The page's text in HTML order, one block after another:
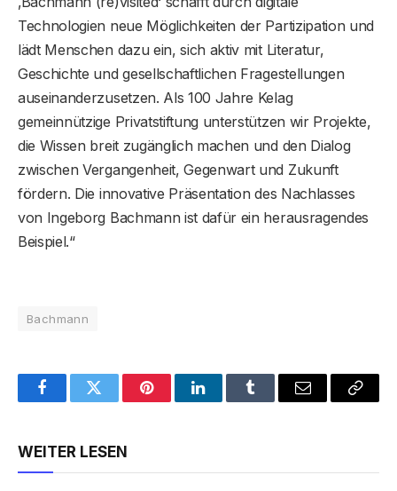
Technologien neue Möglichkeiten der Partizipation und
lädt Menschen dazu ein, sich aktiv mit Literatur,
Geschichte und gesellschaftlichen Fragestellungen
auseinanderzusetzen. Als 100 Jahre Kelag
gemeinnützige Privatstiftung unterstützen wir Projekte,
die Wissen breit zugänglich machen und den Dialog
zwischen Vergangenheit, Gegenwart und Zukunft
fördern. Die innovative Präsentation des Nachlasses
von Ingeborg Bachmann ist dafür ein herausragendes
Beispiel.“
Bachmann
FacebookTwitter PinterestLinkedInTumblr Email
Copy
WEITER LESEN